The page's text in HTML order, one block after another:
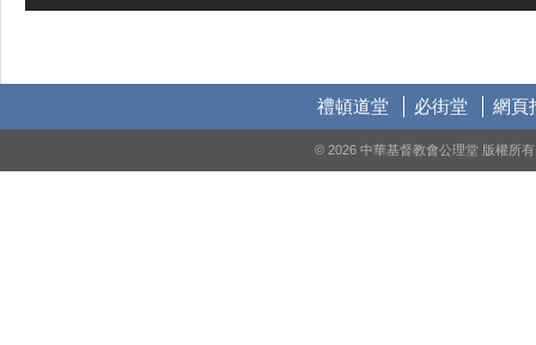
禮頓道堂 必街堂 網頁
© 2026 中華基督教會公理堂 版權所